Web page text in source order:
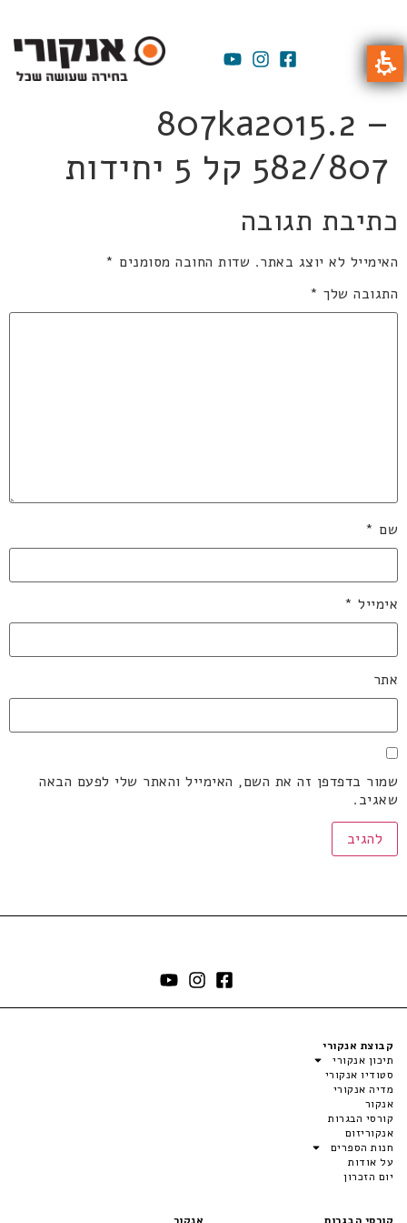
807ka2015.2 –
582/807 קל 5 יחידות
כתיבת תגובה
האימייל לא יוצג באתר. שדות החובה מסומנים *
התגובה שלך *
שם *
אימייל *
אתר
שמור בדפדפן זה את השם, האימייל והאתר שלי לפעם הבאה
שאגיב.
קבוצת אנקורי
תיכון אנקורי
סטודיו אנקורי
מדיה אנקורי
אנקור
קורסי הבגרות
אנקוריזום
חנות הספרים
על אודות
יום הזכרון